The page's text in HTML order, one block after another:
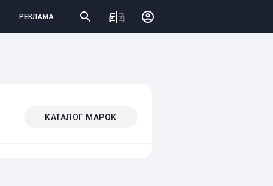
РЕКЛАМА
КАТАЛОГ МАРОК